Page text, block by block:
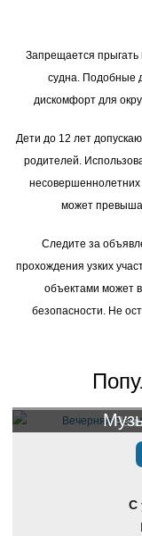
Запрещается прыгать
судна. Подобные
дискомфорт для
Дети до 12 лет
родителей.
несовершеннолетних
может
Следите за
прохождения узких
объектами может
безопасности. Не
С